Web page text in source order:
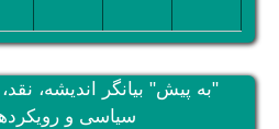
"به پیش" بیانگر اندیشه، نقد،
سیاسی و